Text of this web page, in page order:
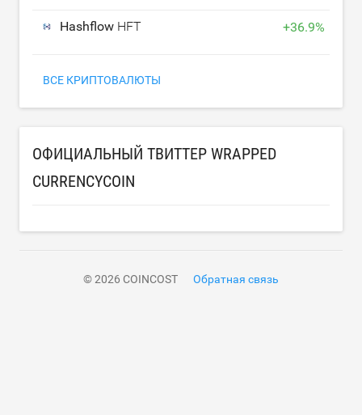
Hashflow HFT +36.9%
ВСЕ КРИПТОВАЛЮТЫ
ОФИЦИАЛЬНЫЙ ТВИТТЕР WRAPPED
CURRENCYCOIN
© 2026 COINCOST Обратная связь